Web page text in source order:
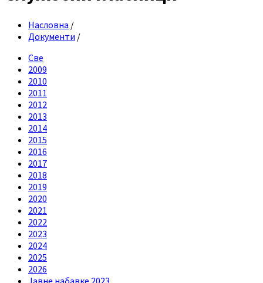
Насловна /
Документи /
Све
2009
2010
2011
2012
2013
2014
2015
2016
2017
2018
2019
2020
2021
2022
2023
2024
2025
2026
Jавне набавке 2023